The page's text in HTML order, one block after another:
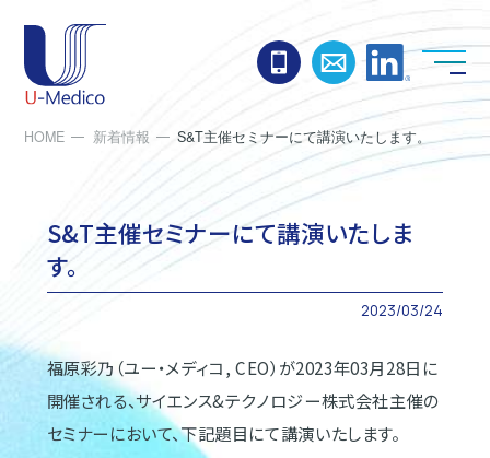
お電話でのお問い合わ
お問い合わせ
LinkedIn
HOME 新着情報 S&T主催セミナーにて講演いたします。
S&T主催セミナーにて講演いたしま
す。
2023/03/24
福原彩乃（ユー・メディコ, CEO）が2023年03月28日に
開催される、サイエンス&テクノロジー株式会社主催の
セミナーにおいて、下記題目にて講演いたします。